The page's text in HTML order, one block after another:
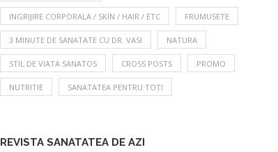
INGRIJIRE CORPORALA / SKIN / HAIR / ETC FRUMUSETE
3 MINUTE DE SANATATE CU DR. VASI NATURA
STIL DE VIATA SANATOS CROSS POSTS PROMO
NUTRITIE SANATATEA PENTRU TOTI
REVISTA SANATATEA DE AZI